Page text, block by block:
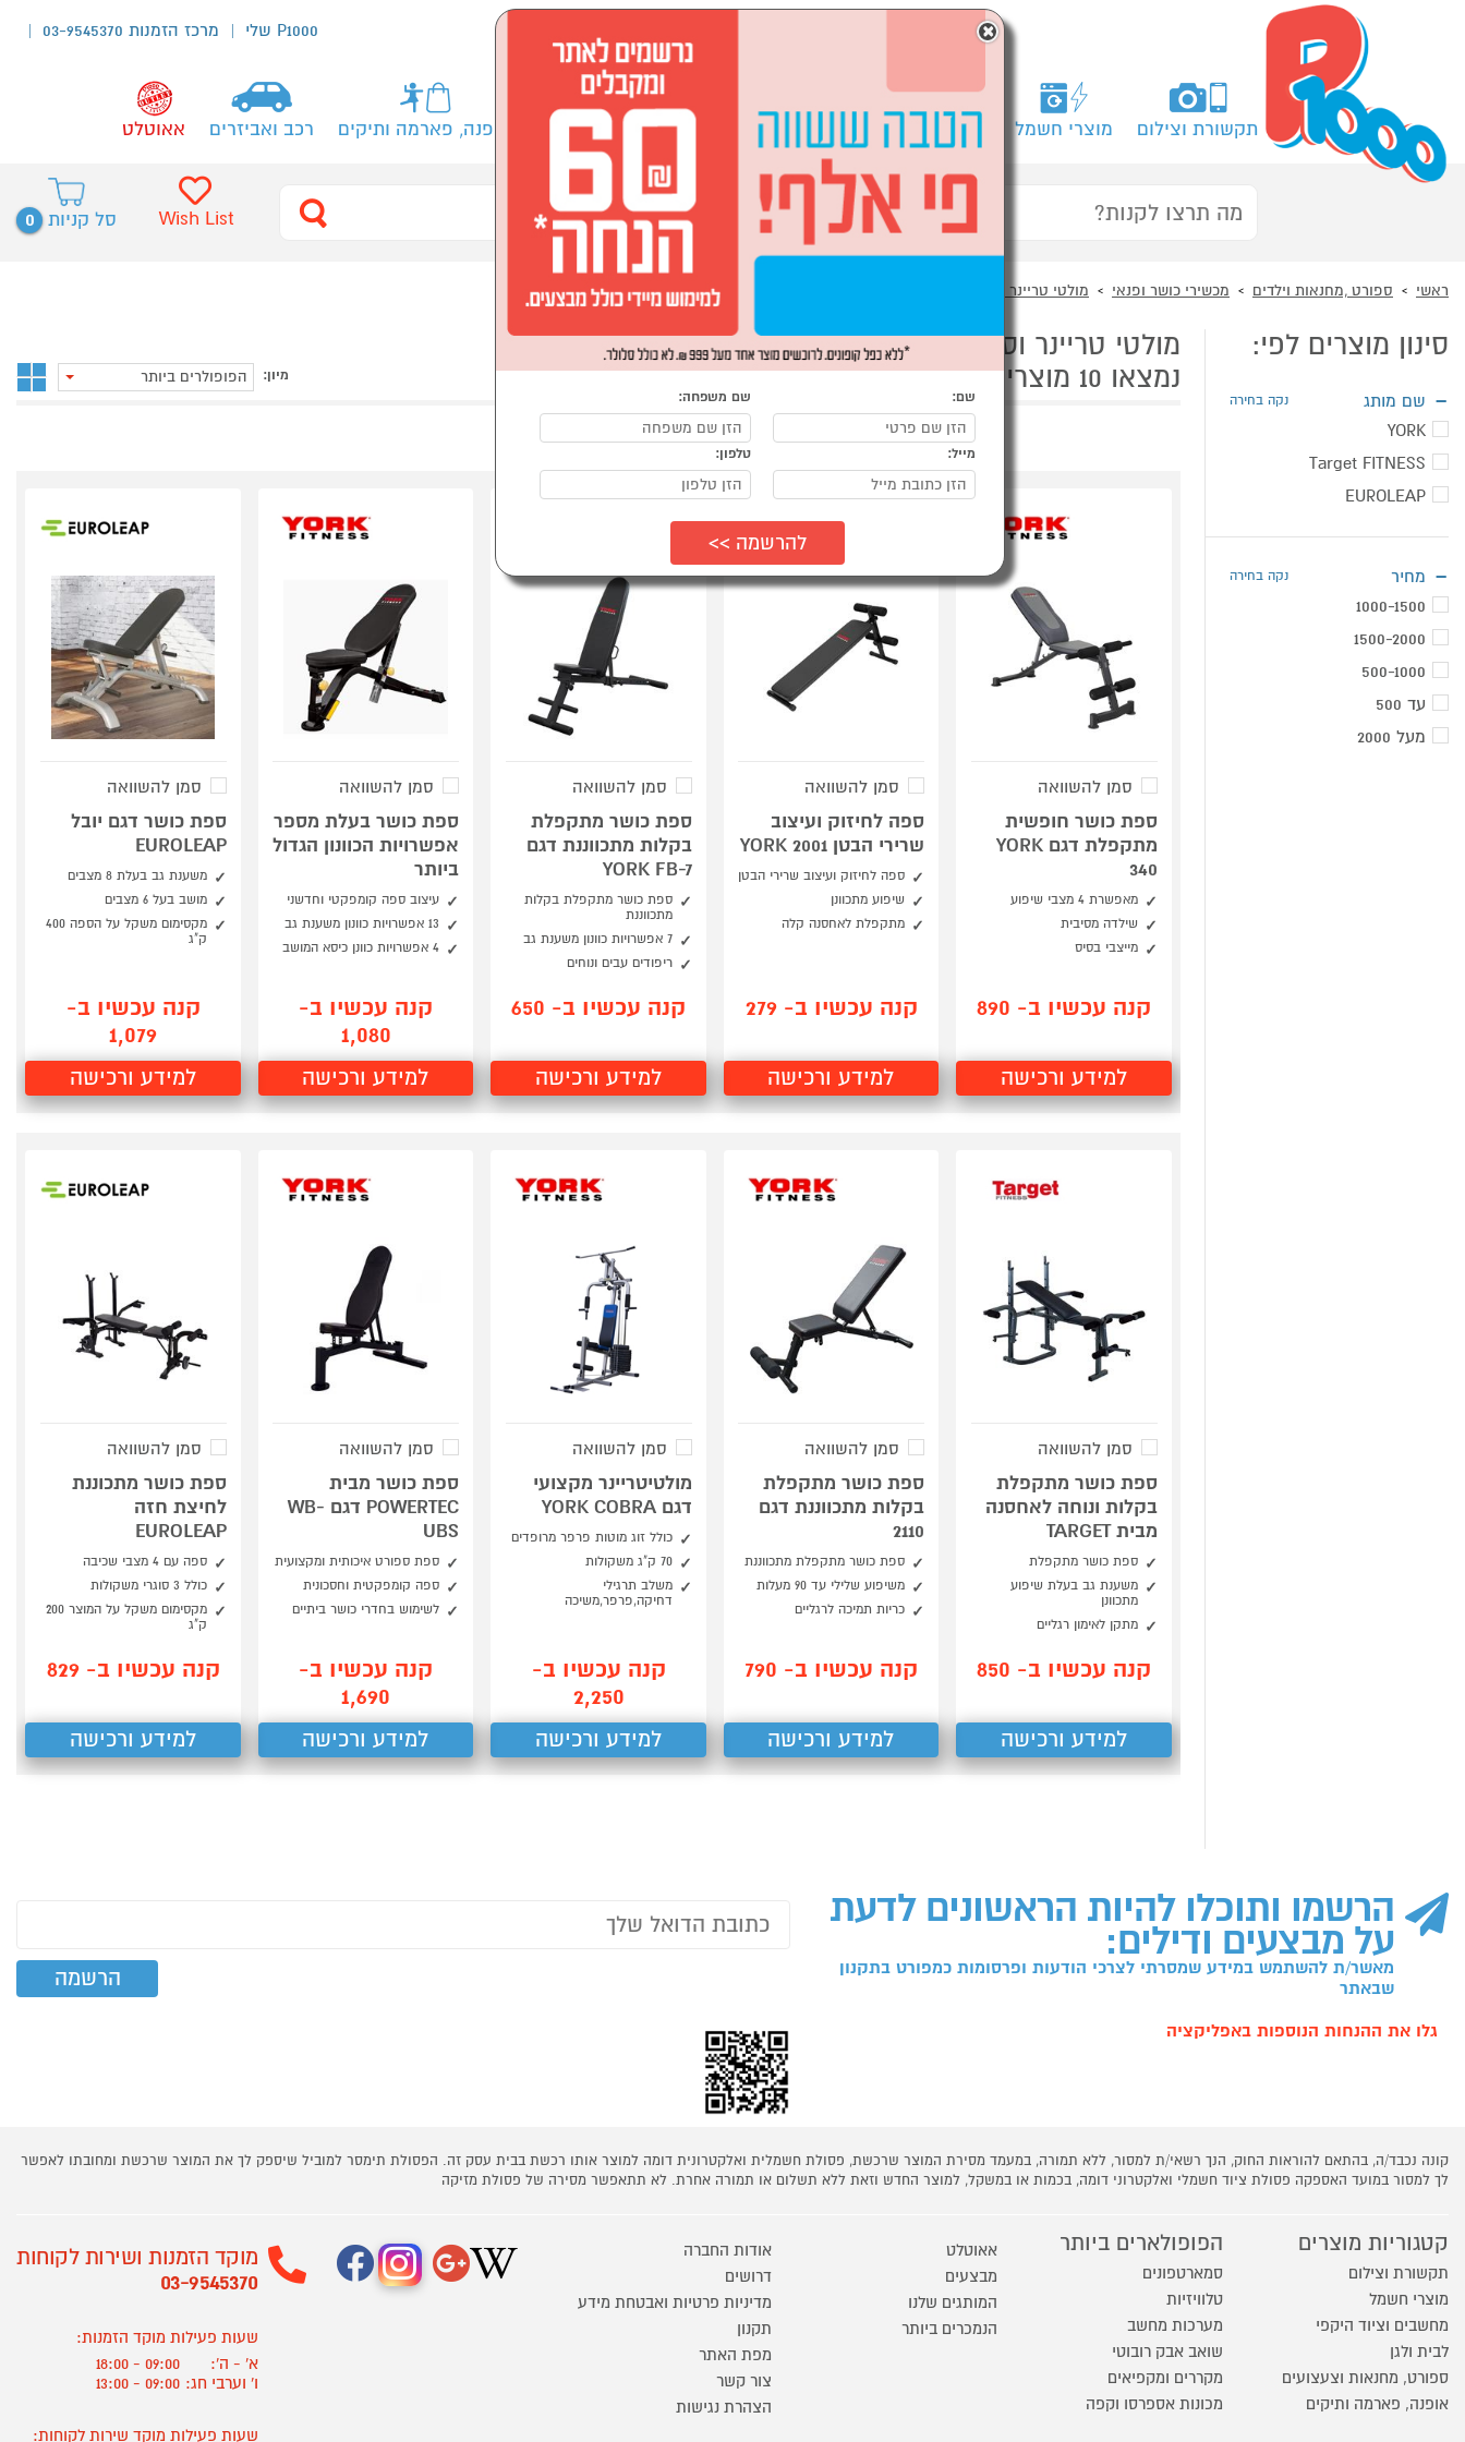
P1000 שלי מרכז הזמנות 03-9545370
תקשורת וצילום מוצרי חשמל מחשבים וציוד היקפי לבית ולגן ספורט, מחנאות וילדים אופנה, פארמה ותיקים רכב ואביזרים אאוטלט
סל קניות 0 Wish List
ראשי ספורט ,מחנאות וילדים מכשירי כושר ופנאי מולטי טריינר וספות כושר
סינון מוצרים לפי:
שם מותג נקה בחירה
YORK
Target FITNESS
EUROLEAP
מחיר נקה בחירה
1000-1500
1500-2000
500-1000
עד 500
מעל 2000
מולטי טריינר וספות כושר
נמצאו 10 מוצרי מולטי טריינר וספות כושר
מיון: הפופולרים ביותר
סמן להשוואה
ספת כושר חופשית
מתקפלת דגם YORK
340
מאפשרת 4 מצבי שיפוע
שילדה מסיבית
מייצבי בסיס
קנה עכשיו ב- 890
למידע ורכישה
סמן להשוואה
ספה לחיזוק ועיצוב
שרירי הבטן YORK 2001
ספה לחיזוק ועיצוב שרירי הבטן
שיפוע מתכוונן
מתקפלת לאחסנה קלה
קנה עכשיו ב- 279
למידע ורכישה
סמן להשוואה
ספת כושר מתקפלת
בקלות מתכווננת דגם
YORK FB-7
ספת כושר מתקפלת בקלות
מתכווננת
7 אפשרויות כוונון משענת גב
ריפודים עבים ונוחים
קנה עכשיו ב- 650
למידע ורכישה
סמן להשוואה
ספת כושר בעלת מספר
אפשרויות הכוונון הגדול
ביותר
עיצוב ספה קומפקטי וחדשני
13 אפשרויות כוונון משענת גב
4 אפשרויות כוונן כיסא המושב
קנה עכשיו ב-
1,080
למידע ורכישה
סמן להשוואה
ספת כושר דגם יובל
EUROLEAP
משענת גב בעלת 8 מצבים
מושב בעל 6 מצבים
מקסימום משקל על הספה 400
ק"ג
קנה עכשיו ב-
1,079
למידע ורכישה
סמן להשוואה
ספת כושר מתקפלת
בקלות ונוחה לאחסנה
מבית TARGET
ספת כושר מתקפלת
משענת גב בעלת שיפוע
מתכוונן
מתקן לאימון רגליים
קנה עכשיו ב- 850
למידע ורכישה
סמן להשוואה
ספת כושר מתקפלת
בקלות מתכווננת דגם
2110
ספת כושר מתקפלת מתכווננת
משיפוע שלילי עד 90 מעלות
כריות תמיכה לרגליים
קנה עכשיו ב- 790
למידע ורכישה
סמן להשוואה
מולטיטריינר מקצועי
דגם YORK COBRA
כולל זוג מוטות פרפר מרופדים
70 ק"ג משקולות
משלב תרגילי
דחיקה,פרפר,משיכה
קנה עכשיו ב-
2,250
למידע ורכישה
סמן להשוואה
ספת כושר מבית
POWERTEC דגם WB-
UBS
ספת ספורט איכותית ומקצועית
ספה קומפקטית וחסכונית
לשימוש בחדרי כושר ביתיים
קנה עכשיו ב-
1,690
למידע ורכישה
סמן להשוואה
ספת כושר מתכוננת
לחיצת חזה
EUROLEAP
ספה עם 4 מצבי שכיבה
כולל 3 סוגרי משקולות
מקסימום משקל על המוצר 200
ק"ג
קנה עכשיו ב- 829
למידע ורכישה
הרשמו ותוכלו להיות הראשונים לדעת
על מבצעים ודילים:
מאשר/ת להשתמש במידע שמסרתי לצרכי הודעות ופרסומות כמפורט בתקנון
שבאתר
גלו את ההנחות הנוספות באפליקציה
קונה נכבד/ה, בהתאם להוראות החוק, הנך רשאי/ת למסור, ללא תמורה, במעמד מסירת המוצר שרכשת, פסולת חשמלית ואלקטרונית דומה למוצר אותו רכשת בבית עסק זה. הפסולת תימסר למוביל שיספק לך את המוצר שרכשת ומחובתו לאפשר
לך למסור במועד האספקה פסולת ציוד חשמלי ואלקטרוני דומה, בכמות או במשקל, למוצר החדש וזאת ללא תשלום או תמורה אחרת. לא תתאפשר מסירה של פסולת מזיקה
קטגוריות מוצרים
תקשורת וצילום
מוצרי חשמל
מחשבים וציוד היקפי
לבית ולגן
ספורט, מחנאות וצעצועים
אופנה, פארמה ותיקים
הפופולארים ביותר
סמארטפונים
טלוויזיות
מערכות מחשב
שואב אבק רובוטי
מקררים ומקפיאים
מכונות אספרסו וקפה
אאוטלט
מבצעים
המותגים שלנו
הנמכרים ביותר
אודות החברה
דרושים
מדיניות פרטיות ואבטחת מידע
תקנון
מפת האתר
צור קשר
הצהרת נגישות
מוקד הזמנות ושירות לקוחות
03-9545370
שעות פעילות מוקד הזמנות:
א' - ה':
09:00 - 18:00
ו' וערבי חג: 09:00 - 13:00
שעות פעילות מוקד שירות לקוחות:
×
שם: שם משפחה:
מייל: טלפון: